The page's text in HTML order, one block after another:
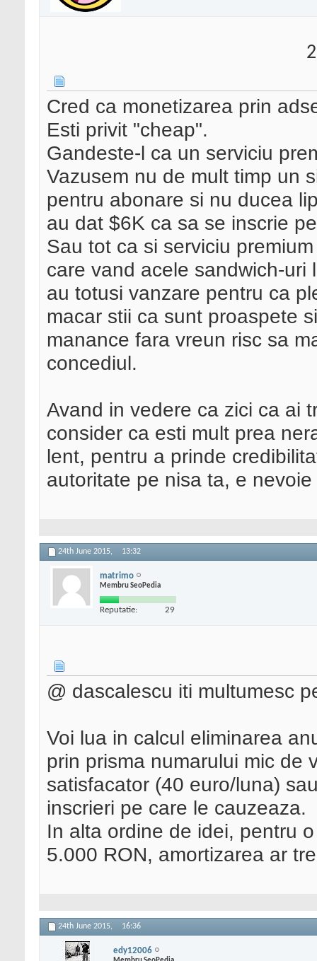
Cred ca monetizarea prin
Esti privit "cheap".
Gandeste-l ca un serviciu
Vazusem nu de mult timp un
pentru abonare si nu ducea
au dat $6K ca sa se inscrie
Sau tot ca si serviciu
care vand acele sandwich-uri
au totusi vanzare pentru ca
macar stii ca sunt proaspete
manance fara vreun risc sa
concediul.
Avand in vedere ca zici ca ai
consider ca esti mult prea
lent, pentru a prinde
autoritate pe nisa ta, e
24th June 2015, 13:32
matrimo
Membru SeoPedia
Reputatie: 29
@ dascalescu iti multumesc
Voi lua in calcul eliminarea
prin prisma numarului mic de
satisfacator (40 euro/luna)
inscrieri pe care le cauzeaza.
In alta ordine de idei, pentru
5.000 RON, amortizarea ar
24th June 2015, 16:36
edy12006